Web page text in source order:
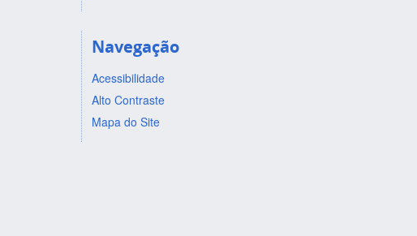
Navegação
Acessibilidade
Alto Contraste
Mapa do Site